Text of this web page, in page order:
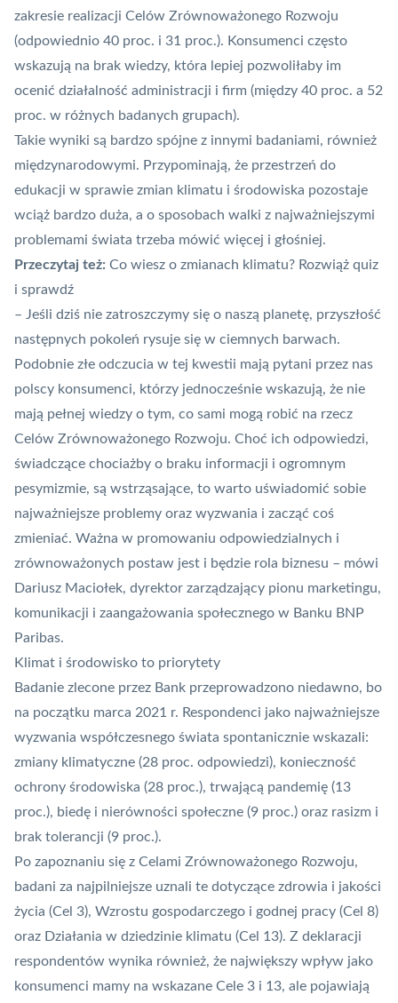
zakresie realizacji Celów Zrównoważonego Rozwoju
(odpowiednio 40 proc. i 31 proc.). Konsumenci często
wskazują na brak wiedzy, która lepiej pozwoliłaby im
ocenić działalność administracji i firm (między 40 proc. a 52
proc. w różnych badanych grupach).
Takie wyniki są bardzo spójne z innymi badaniami, również
międzynarodowymi. Przypominają, że przestrzeń do
edukacji w sprawie zmian klimatu i środowiska pozostaje
wciąż bardzo duża, a o sposobach walki z najważniejszymi
problemami świata trzeba mówić więcej i głośniej.
Przeczytaj też: Co wiesz o zmianach klimatu? Rozwiąż quiz
i sprawdź
– Jeśli dziś nie zatroszczymy się o naszą planetę, przyszłość
następnych pokoleń rysuje się w ciemnych barwach.
Podobnie złe odczucia w tej kwestii mają pytani przez nas
polscy konsumenci, którzy jednocześnie wskazują, że nie
mają pełnej wiedzy o tym, co sami mogą robić na rzecz
Celów Zrównoważonego Rozwoju. Choć ich odpowiedzi,
świadczące chociażby o braku informacji i ogromnym
pesymizmie, są wstrząsające, to warto uświadomić sobie
najważniejsze problemy oraz wyzwania i zacząć coś
zmieniać. Ważna w promowaniu odpowiedzialnych i
zrównoważonych postaw jest i będzie rola biznesu – mówi
Dariusz Maciołek, dyrektor zarządzający pionu marketingu,
komunikacji i zaangażowania społecznego w Banku BNP
Paribas.
Klimat i środowisko to priorytety
Badanie zlecone przez Bank przeprowadzono niedawno, bo
na początku marca 2021 r. Respondenci jako najważniejsze
wyzwania współczesnego świata spontanicznie wskazali:
zmiany klimatyczne (28 proc. odpowiedzi), konieczność
ochrony środowiska (28 proc.), trwającą pandemię (13
proc.), biedę i nierówności społeczne (9 proc.) oraz rasizm i
brak tolerancji (9 proc.).
Po zapoznaniu się z Celami Zrównoważonego Rozwoju,
badani za najpilniejsze uznali te dotyczące zdrowia i jakości
życia (Cel 3), Wzrostu gospodarczego i godnej pracy (Cel 8)
oraz Działania w dziedzinie klimatu (Cel 13). Z deklaracji
respondentów wynika również, że największy wpływ jako
konsumenci mamy na wskazane Cele 3 i 13, ale pojawiają